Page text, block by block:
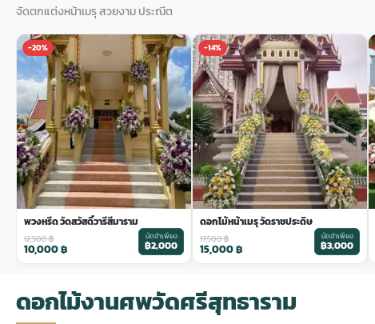
จัดตกแต่งหน้าเมรุ สวยงาม ประณีต
-20%
พวงหรีด วัดสวัสดิ์วารีสีมาราม
12,500฿
10,000฿
มัดจำเพียง
฿2,000
-14%
ดอกไม้หน้าเมรุ วัดราชประดิษ
17,500฿
15,000฿
มัดจำเพียง
฿3,000
ดอกไม้งานศพวัดศรีสุทธาราม